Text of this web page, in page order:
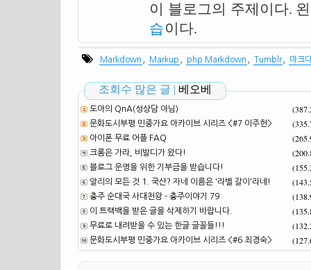
이 블로그의 주제이다.
습이다.
Markdown Markup php Markdown Tumblr 마크
조회수 많은 글 | 베오베
도아의 QnA(성상담 아님)
문화도시부평 민중가요 아카이브 시리즈 <#7 이주헌>
아이폰 무료 어플 FAQ
크롬은 가라, 비발디가 왔다!
블로그 운영을 위한 기부금을 받습니다!
알리의 모든 것 1. 국산? 자네 이름은 '라벨 갈이'라네!
충주 순대국 사대천왕 - 충주이야기 79
이 트랙백을 받은 글을 삭제하기 바랍니다.
무료로 내려받을 수 있는 한글 글꼴들!!!
문화도시부평 민중가요 아카이브 시리즈 <#6 최경숙>